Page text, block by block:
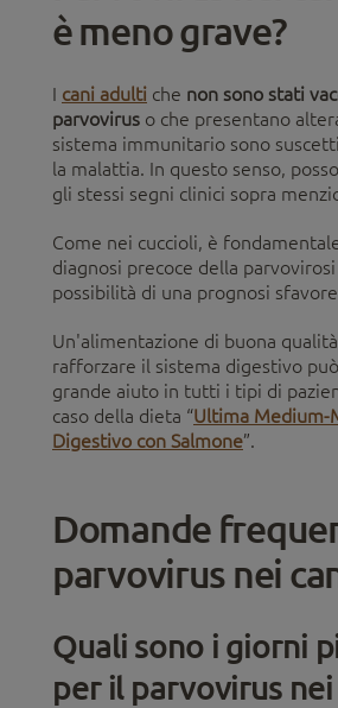
è meno grave?
I cani adulti che non sono stati
parvovirus o che presentano
sistema immunitario sono
la malattia. In questo senso,
gli stessi segni clinici sopra
Come nei cuccioli, è
diagnosi precoce della
possibilità di una prognosi
Un'alimentazione di buona
rafforzare il sistema digestivo
grande aiuto in tutti i tipi di
caso della dieta “Ultima Medium-
Digestivo con Salmone”.
Domande
parvovirus nei
Quali sono i giorni
per il parvovirus nei